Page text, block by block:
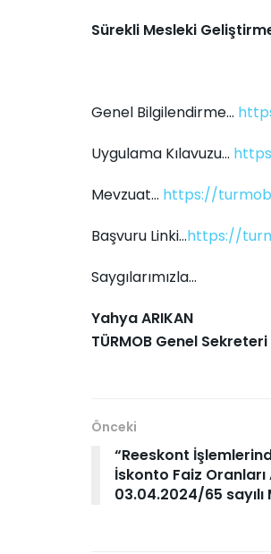
Sürekli Mesleki
Genel Bilgilendirme…
Uygulama Kılavuzu…
Mevzuat… https://
Başvuru Linki…https://
Saygılarımızla...
Yahya ARIKAN
TÜRMOB Genel Sekreteri
Önceki
“Reeskont
İskonto Faiz Oranları
03.04.2024/65